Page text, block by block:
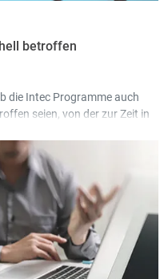
in, Trade-in) ab 10/2021
(Book-in) ab 10/2021
ab 10/2021
betroffen
die Intec Programme auch
seien, von der zur Zeit in